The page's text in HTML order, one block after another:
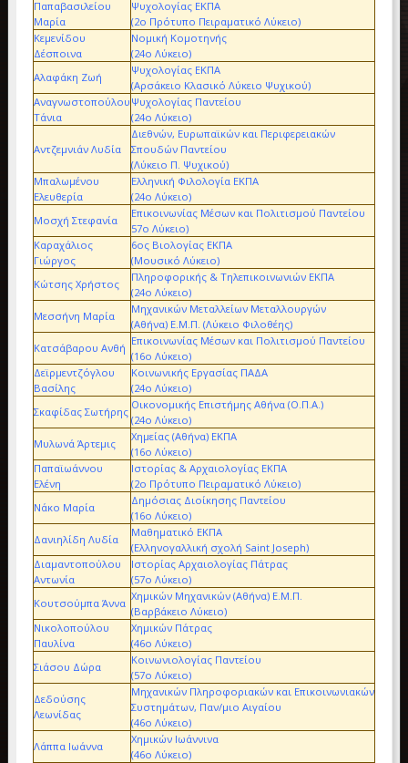
«Μικρά Βιβλία»
Ο χώρος μας
Παπαβασιλείου
Μαρία
Ψυχολογίας ΕΚΠΑ
(2ο Πρότυπο Πειραματικό Λύκειο)
Κεμενίδου
Δέσποινα
Νομική Κομοτηνής
(24ο Λύκειο)
Αλαφάκη Ζωή
Ψυχολογίας ΕΚΠΑ
(Αρσάκειο Κλασικό Λύκειο Ψυχικού)
Αναγνωστοπούλου
Τάνια
Ψυχολογίας Παντείου
(24ο Λύκειο)
Αντζεμνιάν Λυδία
Διεθνών, Ευρωπαϊκών και Περιφερειακών
Σπουδών Παντείου
(Λύκειο Π. Ψυχικού)
Μπαλωμένου
Ελευθερία
Ελληνική Φιλολογία ΕΚΠΑ
(24ο Λύκειο)
Μοσχή Στεφανία
Επικοινωνίας Μέσων και Πολιτισμού Παντείου
57ο Λύκειο)
Καραχάλιος
Γιώργος
6ος Βιολογίας ΕΚΠΑ
(Μουσικό Λύκειο)
Κώτσης Χρήστος
Πληροφορικής & Τηλεπικοινωνιών ΕΚΠΑ
(24ο Λύκειο)
Μεσσήνη Μαρία
Μηχανικών Μεταλλείων Μεταλλουργών
(Αθήνα) Ε.Μ.Π. (Λύκειο Φιλοθέης)
Κατσάβαρου Ανθή
Επικοινωνίας Μέσων και Πολιτισμού Παντείου
(16ο Λύκειο)
Δεϊρμεντζόγλου
Βασίλης
Κοινωνικής Εργασίας ΠΑΔΑ
(24ο Λύκειο)
Σκαφίδας Σωτήρης
Οικονομικής Επιστήμης Αθήνα (Ο.Π.Α.)
(24ο Λύκειο)
Μυλωνά Άρτεμις
Χημείας (Αθήνα) ΕΚΠΑ
(16ο Λύκειο)
Παπαϊωάννου
Ελένη
Ιστορίας & Αρχαιολογίας ΕΚΠΑ
(2ο Πρότυπο Πειραματικό Λύκειο)
Νάκο Μαρία
Δημόσιας Διοίκησης Παντείου
(16ο Λύκειο)
Δανιηλίδη Λυδία
Μαθηματικό ΕΚΠΑ
(Ελληνογαλλική σχολή Saint Joseph)
Διαμαντοπούλου
Αντωνία
Ιστορίας Αρχαιολογίας Πάτρας
(57ο Λύκειο)
Κουτσούμπα Άννα
Χημικών Μηχανικών (Αθήνα) Ε.Μ.Π.
(Βαρβάκειο Λύκειο)
Νικολοπούλου
Παυλίνα
Χημικών Πάτρας
(46ο Λύκειο)
Σιάσου Δώρα
Κοινωνιολογίας Παντείου
(57ο Λύκειο)
Δεδούσης
Λεωνίδας
Μηχανικών Πληροφοριακών και Επικοινωνιακών
Συστημάτων, Παν/μιο Αιγαίου
(46ο Λύκειο)
Λάππα Ιωάννα
Χημικών Ιωάννινα
(46ο Λύκειο)